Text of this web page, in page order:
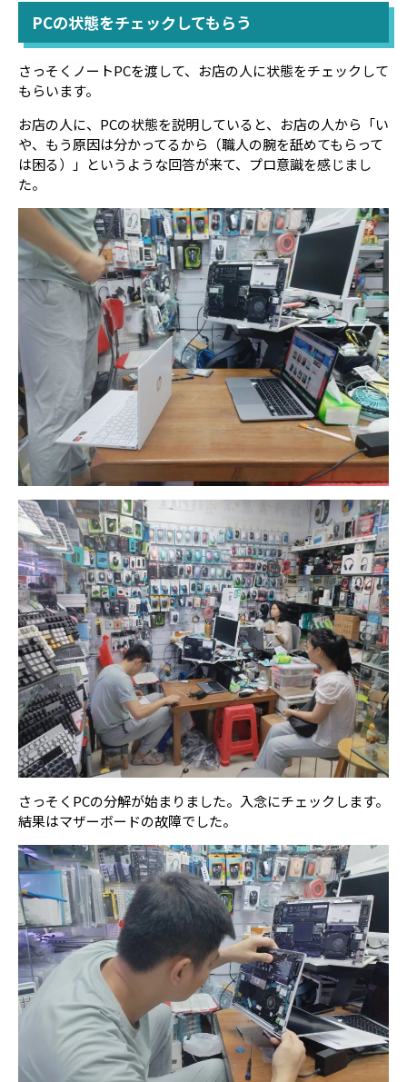
PCの状態をチェックしてもらう
さっそくノートPCを渡して、お店の人に状態をチェックして
もらいます。
お店の人に、PCの状態を説明していると、お店の人から「い
や、もう原因は分かってるから（職人の腕を舐めてもらって
は困る）」というような回答が来て、プロ意識を感じまし
た。
さっそくPCの分解が始まりました。入念にチェックします。
結果はマザーボードの故障でした。